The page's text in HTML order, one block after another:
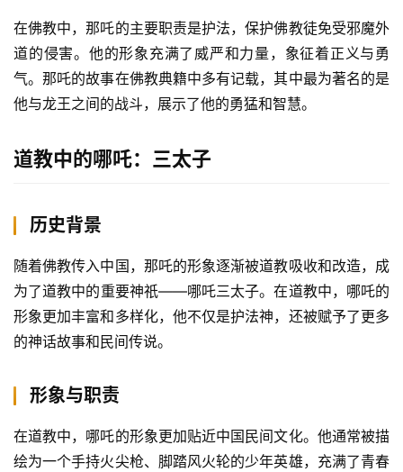
在佛教中，那吒的主要职责是护法，保护佛教徒免受邪魔外
道的侵害。他的形象充满了威严和力量，象征着正义与勇
气。那吒的故事在佛教典籍中多有记载，其中最为著名的是
他与龙王之间的战斗，展示了他的勇猛和智慧。
道教中的哪吒：三太子
历史背景
随着佛教传入中国，那吒的形象逐渐被道教吸收和改造，成
为了道教中的重要神祇——哪吒三太子。在道教中，哪吒的
形象更加丰富和多样化，他不仅是护法神，还被赋予了更多
的神话故事和民间传说。
形象与职责
在道教中，哪吒的形象更加贴近中国民间文化。他通常被描
绘为一个手持火尖枪、脚踏风火轮的少年英雄，充满了青春